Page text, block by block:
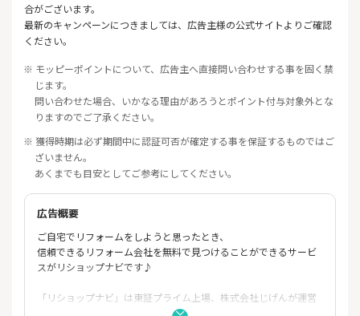
合がございます。
最新のキャンペーンにつきましては、広告主様の公式サイトよりご確認
ください。
※ モッピーポイントについて、広告主へ直接問い合わせする事を固く禁
じます。
問い合わせた場合、いかなる理由があろうとポイント付与対象外とな
りますのでご了承ください。
※ 獲得時期は必ず期間中に認証可否が確定する事を保証するものではご
ざいません。
あくまでも目安としてご参考にしてください。
広告概要
ご自宅でリフォームをしようと思ったとき、
信頼できるリフォーム会社を無料で見つけることができるサービ
スがリショップナビです♪
「リショップナビ」は東証プライム上場、株式会社じげんが運営